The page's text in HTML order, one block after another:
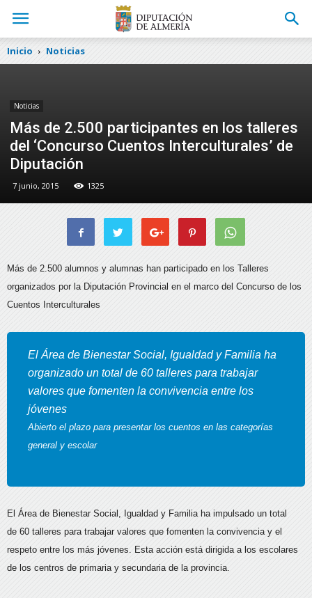
Inicio Noticias
Noticias
Más de 2.500 participantes en los talleres
del ‘Concurso Cuentos Interculturales’ de
Diputación
7 junio, 2015 1325
Más de 2.500 alumnos y alumnas han participado en los Talleres
organizados por la Diputación Provincial en el marco del Concurso de los
Cuentos Interculturales
El Área de Bienestar Social, Igualdad y Familia ha
organizado un total de 60 talleres para trabajar
valores que fomenten la convivencia entre los
jóvenes
Abierto el plazo para presentar los cuentos en las categorías
general y escolar
El Área de Bienestar Social, Igualdad y Familia ha impulsado un total
de 60 talleres para trabajar valores que fomenten la convivencia y el
respeto entre los más jóvenes. Esta acción está dirigida a los escolares
de los centros de primaria y secundaria de la provincia.